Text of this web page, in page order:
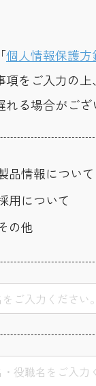
個人情報保護方
をご入力の
る場合がござ
品情報について
用について
の他